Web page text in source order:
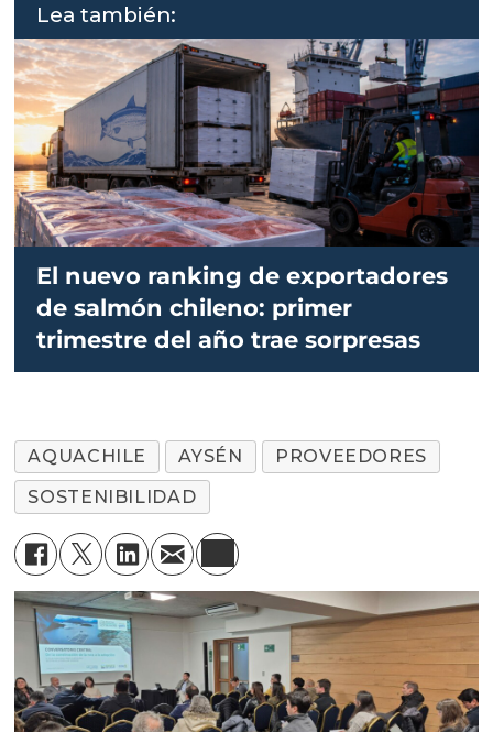
Lea también:
El nuevo ranking de exportadores
de salmón chileno: primer
trimestre del año trae sorpresas
AQUACHILE AYSÉN
PROVEEDORES
SOSTENIBILIDAD